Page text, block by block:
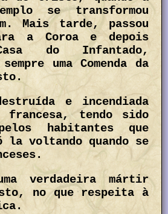
se transformou
Mais tarde, passou
a Coroa e depois
do Infantado,
uma Comenda da
e incendiada
francesa, tendo sido
pelos habitantes que
la voltando quando se
verdadeira mártir
no que respeita à